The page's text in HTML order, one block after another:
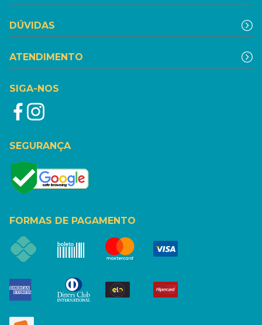
DÚVIDAS
ATENDIMENTO
SIGA-NOS
SEGURANÇA
FORMAS DE PAGAMENTO